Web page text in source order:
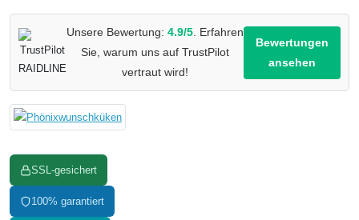
Unsere Bewertung: 4.9/5. Erfahren
Sie, warum uns auf TrustPilot
vertraut wird!
Bewertungen
ansehen
SSL-gesichert
100% garantiert